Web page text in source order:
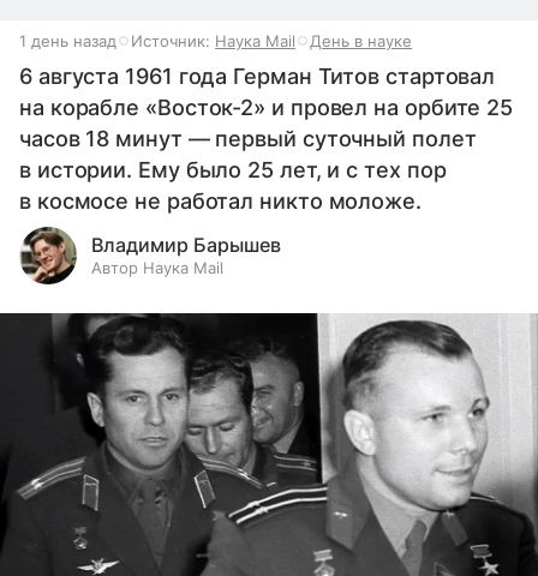
1 день назад Источник: Наука Mail День в науке
6 августа 1961 года Герман Титов стартовал
на корабле «Восток-2» и провел на орбите 25
часов 18 минут — первый суточный полет
в истории. Ему было 25 лет, и с тех пор
в космосе не работал никто моложе.
Владимир Барышев
Автор Наука Mail